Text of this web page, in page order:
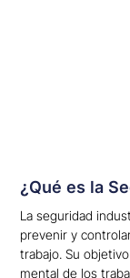
¿Qué es la
La seguridad
prevenir y
trabajo. Su
mental de los